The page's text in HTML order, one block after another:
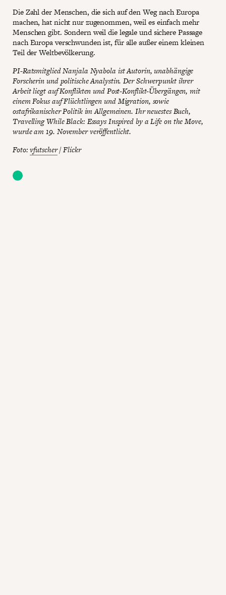
Die Zahl der Menschen, die sich auf den Weg nach Europa
machen, hat nicht nur zugenommen, weil es einfach mehr
Menschen gibt. Sondern weil die legale und sichere Passage
nach Europa verschwunden ist, für alle außer einem kleinen
Teil der Weltbevölkerung.
PI-Ratsmitglied Nanjala Nyabola ist Autorin, unabhängige
Forscherin und politische Analystin. Der Schwerpunkt ihrer
Arbeit liegt auf Konflikten und Post-Konflikt-Übergängen, mit
einem Fokus auf Flüchtlingen und Migration, sowie
ostafrikanischer Politik im Allgemeinen. Ihr neuestes Buch,
Travelling While Black: Essays Inspired by a Life on the Move,
wurde am 19. November veröffentlicht.
Foto:vfutscher/ Flickr